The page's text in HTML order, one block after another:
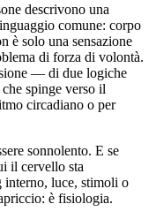
descrivono una
comune: corpo
è solo una sensazione
di forza di volontà.
— di due logiche
spinge verso il
circadiano o per
sonnolento. E se
il cervello sta
interno, luce, stimoli o
è fisiologia.